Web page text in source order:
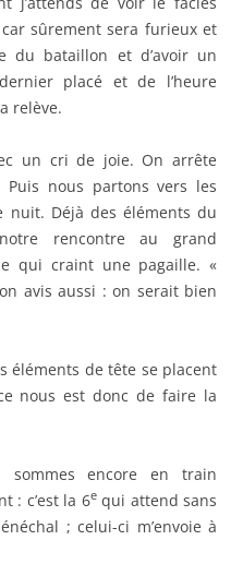
sûrement sera furieux et
du bataillon et d’avoir un
placé et de l’heure
relève.
un cri de joie. On arrête
nous partons vers les
nuit. Déjà des éléments du
rencontre au grand
qui craint une pagaille. «
avis aussi : on serait bien
éléments de tête se placent
nous est donc de faire la
encore en train
: c’est la 6equi attend sans
; celui-ci m’envoie à